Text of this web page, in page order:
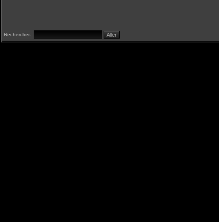
Rechercher: